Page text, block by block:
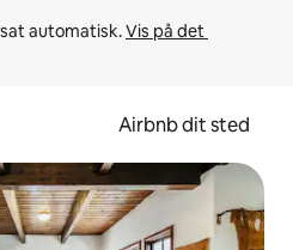
automatisk. Vis på det
Airbnb dit sted